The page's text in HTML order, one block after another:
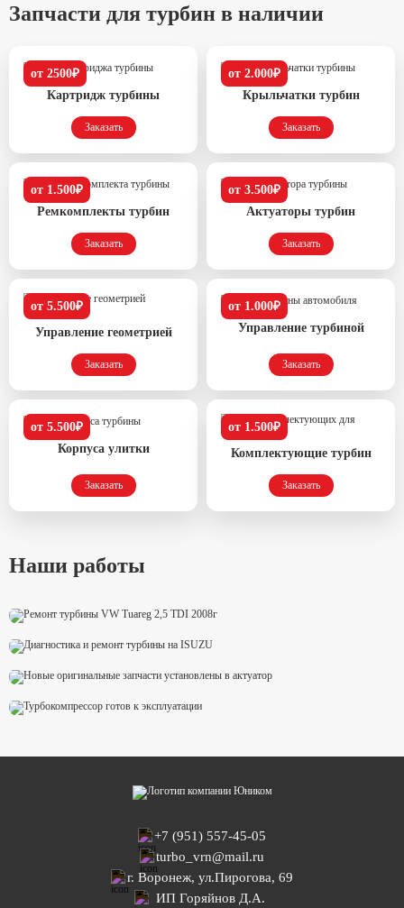
Запчасти для турбин в наличии
от 2500₽
Картридж турбины
Заказать
от 2.000₽
Крыльчатки турбин
Заказать
от 1.500₽
Ремкомплекты турбин
Заказать
от 3.500₽
Актуаторы турбин
Заказать
от 5.500₽
Управление геометрией
Заказать
от 1.000₽
Управление турбиной
Заказать
от 5.500₽
Корпуса улитки
Заказать
от 1.500₽
Комплектующие турбин
Заказать
Наши работы
VW Tuareg 2,5 TDI 2008г
Диагностика и ремонт турбины на ISUZU
Ремонт актуатора Hella
+7 (951) 557-45-05
turbo_vrn@mail.ru
г. Воронеж, ул.Пирогова, 69
ИП Горяйнов Д.А.